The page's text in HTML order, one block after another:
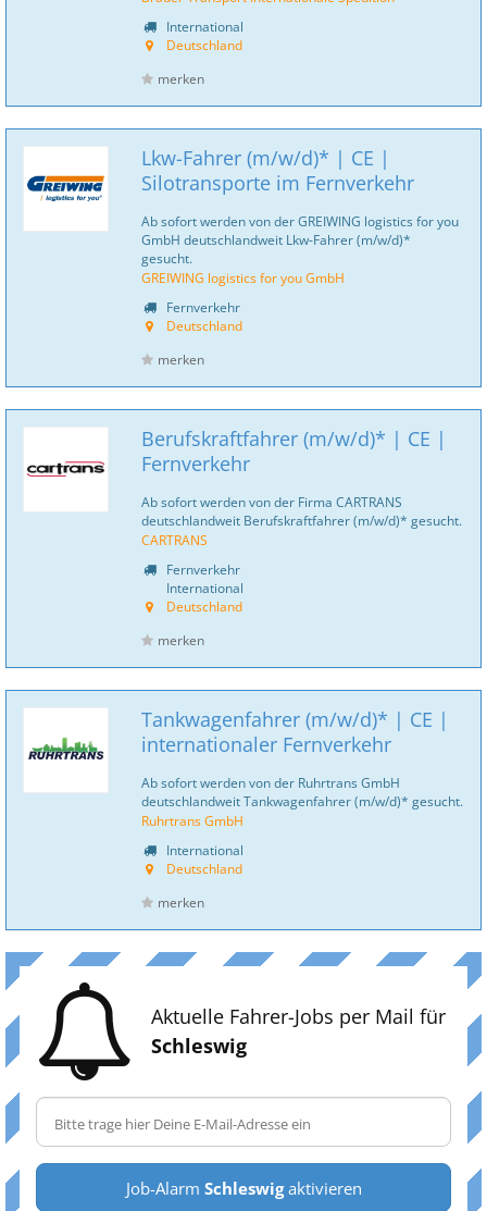
International
Deutschland
merken
Lkw-Fahrer (m/w/d)* | CE |
Silotransporte im Fernverkehr
Ab sofort werden von der GREIWING logistics for you
GmbH deutschlandweit Lkw-Fahrer (m/w/d)*
gesucht.
GREIWING logistics for you GmbH
Fernverkehr
Deutschland
merken
Berufskraftfahrer (m/w/d)* | CE |
Fernverkehr
Ab sofort werden von der Firma CARTRANS
deutschlandweit Berufskraftfahrer (m/w/d)* gesucht.
CARTRANS
Fernverkehr
International
Deutschland
merken
Tankwagenfahrer (m/w/d)* | CE |
internationaler Fernverkehr
Ab sofort werden von der Ruhrtrans GmbH
deutschlandweit Tankwagenfahrer (m/w/d)* gesucht.
Ruhrtrans GmbH
International
Deutschland
merken
Aktuelle Fahrer-Jobs per Mail für
Schleswig
Job-Alarm Schleswigaktivieren